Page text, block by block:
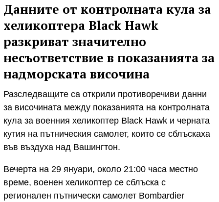
Данните от контролната кула за
хеликоптера Black Hawk
разкриват значително
несъответствие в показанията за
надморската височина
Разследващите са открили противоречиви данни
за височината между показанията на контролната
кула за военния хеликоптер Black Hawk и черната
кутия на пътническия самолет, които се сблъскаха
във въздуха над Вашингтон.
Вечерта на 29 януари, около 21:00 часа местно
време, военен хеликоптер се сблъска с
регионален пътнически самолет Bombardier